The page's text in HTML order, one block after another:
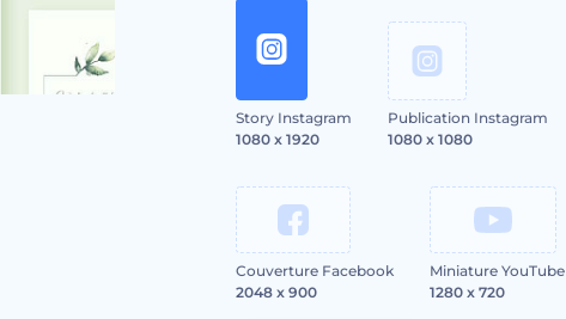
Story Instagram
1080 x 1920
Publication Instagram
1080 x 1080
Couverture Facebook
2048 x 900
Miniature YouTube
1280 x 720